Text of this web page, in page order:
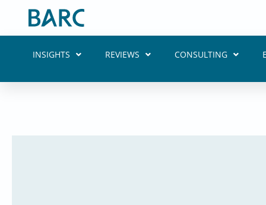
INSIGHTS REVIEWS CONSULTING